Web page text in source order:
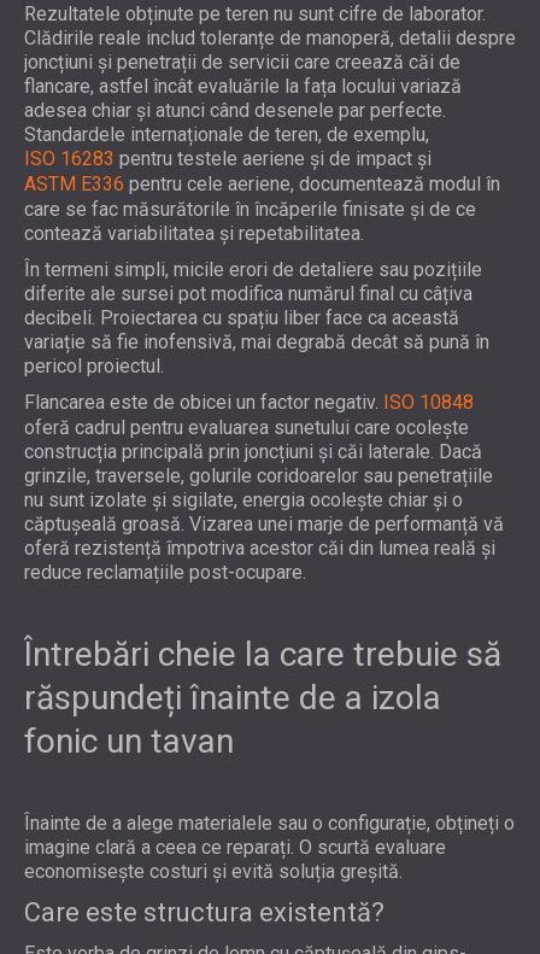
Rezultatele obținute pe teren nu sunt cifre de laborator.
Clădirile reale includ toleranțe de manoperă, detalii despre
joncțiuni și penetrații de servicii care creează căi de
flancare, astfel încât evaluările la fața locului variază
adesea chiar și atunci când desenele par perfecte.
Standardele internaționale de teren, de exemplu,
ISO 16283 pentru testele aeriene și de impact și
ASTM E336 pentru cele aeriene, documentează modul în
care se fac măsurătorile în încăperile finisate și de ce
contează variabilitatea și repetabilitatea.
În termeni simpli, micile erori de detaliere sau pozițiile
diferite ale sursei pot modifica numărul final cu câțiva
decibeli. Proiectarea cu spațiu liber face ca această
variație să fie inofensivă, mai degrabă decât să pună în
pericol proiectul.
Flancarea este de obicei un factor negativ. ISO 10848
oferă cadrul pentru evaluarea sunetului care ocolește
construcția principală prin joncțiuni și căi laterale. Dacă
grinzile, traversele, golurile coridoarelor sau penetrațiile
nu sunt izolate și sigilate, energia ocolește chiar și o
căptușeală groasă. Vizarea unei marje de performanță vă
oferă rezistență împotriva acestor căi din lumea reală și
reduce reclamațiile post-ocupare.
Întrebări cheie la care trebuie să
răspundeți înainte de a izola
fonic un tavan
Înainte de a alege materialele sau o configurație, obțineți o
imagine clară a ceea ce reparați. O scurtă evaluare
economisește costuri și evită soluția greșită.
Care este structura existentă?